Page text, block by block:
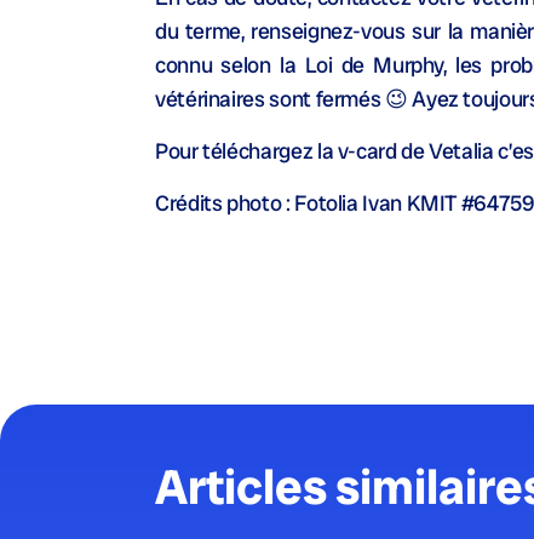
du terme, renseignez-vous sur la
connu selon la Loi de Murphy, les
vétérinaires sont fermés 😉 Ayez
Pour téléchargez la v-card de Vetalia
Crédits photo : Fotolia Ivan KMIT
Articles